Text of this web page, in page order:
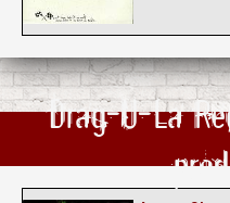
Drag-U-La